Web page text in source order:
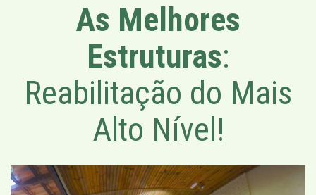
As Melhores
Estruturas:
Reabilitação do Mais
Alto Nível!